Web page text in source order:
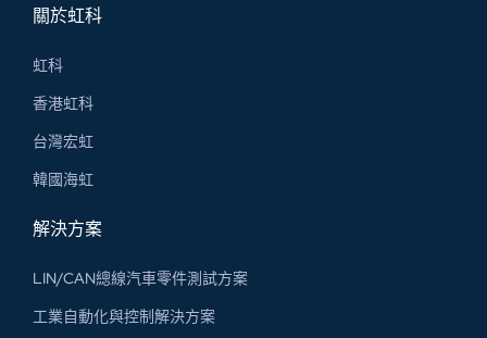
關於虹科
虹科
香港虹科
台灣宏虹
韓國海虹
解決方案
LIN/CAN總線汽車零件測試方案
工業自動化與控制解決方案